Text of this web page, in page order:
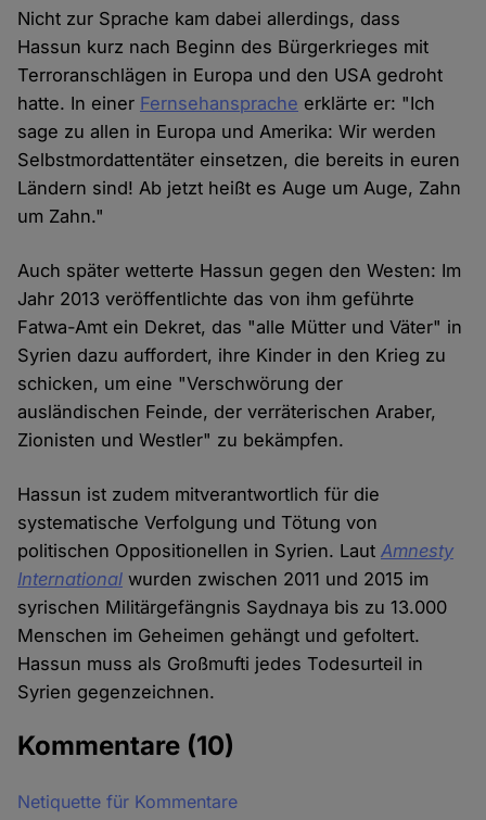
Nicht zur Sprache kam dabei allerdings, dass
Hassun kurz nach Beginn des Bürgerkrieges mit
Terroranschlägen in Europa und den USA gedroht
hatte. In einer Fernsehansprache erklärte er: "Ich
sage zu allen in Europa und Amerika: Wir werden
Selbstmordattentäter einsetzen, die bereits in euren
Ländern sind! Ab jetzt heißt es Auge um Auge, Zahn
um Zahn."
Auch später wetterte Hassun gegen den Westen: Im
Jahr 2013 veröffentlichte das von ihm geführte
Fatwa-Amt ein Dekret, das "alle Mütter und Väter" in
Syrien dazu auffordert, ihre Kinder in den Krieg zu
schicken, um eine "Verschwörung der
ausländischen Feinde, der verräterischen Araber,
Zionisten und Westler" zu bekämpfen.
Hassun ist zudem mitverantwortlich für die
systematische Verfolgung und Tötung von
politischen Oppositionellen in Syrien. LautAmnesty
International wurden zwischen 2011 und 2015 im
syrischen Militärgefängnis Saydnaya bis zu 13.000
Menschen im Geheimen gehängt und gefoltert.
Hassun muss als Großmufti jedes Todesurteil in
Syrien gegenzeichnen.
Kommentare (10)
Netiquette für Kommentare